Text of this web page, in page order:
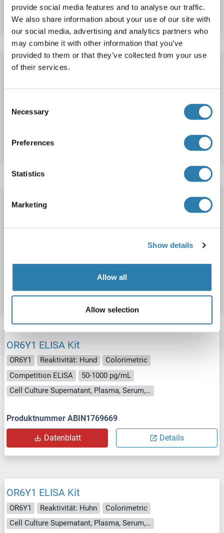
provide social media features and to analyse our traffic.
We also share information about your use of our site with
our social media, advertising and analytics partners who
may combine it with other information that you’ve
provided to them or that they’ve collected from your use
of their services.
Selection
Necessary
Preferences
Statistics
Marketing
Show details
Allow all
Allow selection
Datenblatt Details
OR6Y1 ELISA Kit
Datenblatt
Competition ELISA
50-1000 pg/mL
Cell Culture Supernatant, Plasma, Serum, Tissue Homogenate
Datenblatt Details
OR6Y1 ELISA Kit
OR6Y1 Reaktivität: Hund
Colorimetric
Competition ELISA
50-1000 pg/mL
Cell Culture Supernatant, Plasma, Serum, Tissue Homogenate
Produktnummer ABIN1769669
Datenblatt Details
OR6Y1 ELISA Kit
OR6Y1 Reaktivität: Huhn
Colorimetric
Cell Culture Supernatant, Plasma, Serum, Tissue Homogenate